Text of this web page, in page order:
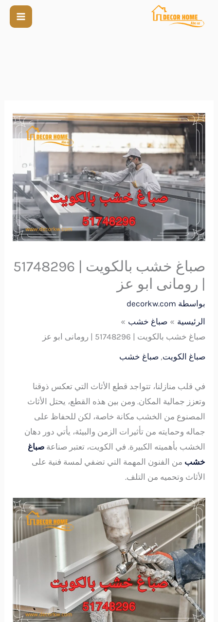
صباغ خشب بالكويت | 51748296
| رومانى ابو عز
بواسطة decorkw.com
الرئيسية
صباغ خشب
صباغ خشب بالكويت | 51748296 | رومانى ابو عز
صباغ الكويت,صباغ خشب
في قلب منازلنا، تتواجد قطع الأثاث التي تعكس ذوقنا
وتعزز جمالية المكان. ومن بين هذه القطع، يحتل الأثاث
المصنوع من الخشب مكانة خاصة، لكن للحفاظ على
جماله وحمايته من تأثيرات الزمن والبيئة، يأتي دور دهان
الخشب بأهميته الكبيرة. في الكويت، تعتبر صناعةصباغ
خشب من الفنون المهمة التي تضفي لمسة فنية على
الأثاث وتحميه من التلف.